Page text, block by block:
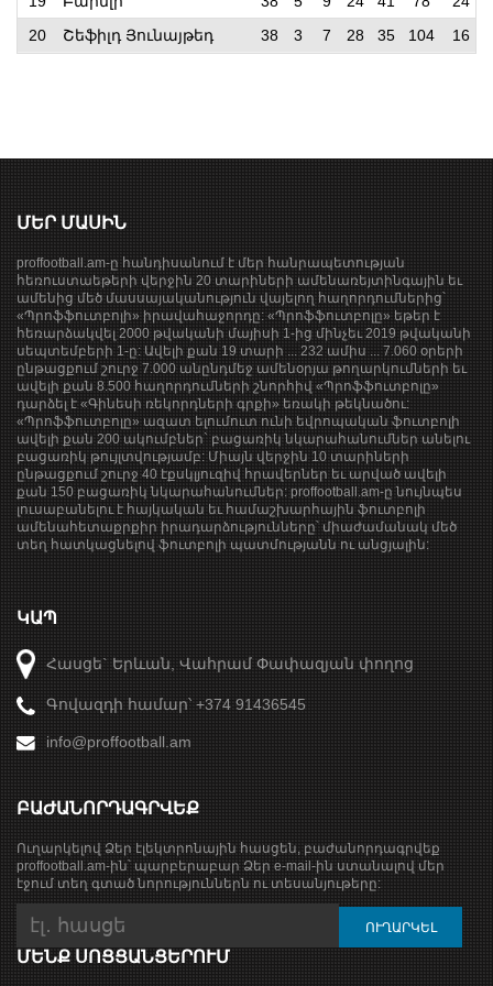
20
Շեֆիլդ Յունայթեդ 38 3 7 28 35 104 16
ՄԵՐ ՄԱՍԻՆ
proffootball.am-ը հանդիսանում է մեր հանրապետության
հեռուստաեթերի վերջին 20 տարիների ամենառեյտինգային եւ
ամենից մեծ մասսայականություն վայելող հաղորդումներից՝
«Պրոֆֆուտբոլի» իրավահաջորդը: «Պրոֆֆուտբոլը» եթեր է
հեռարձակվել 2000 թվականի մայիսի 1-ից մինչեւ 2019 թվականի
սեպտեմբերի 1-ը: Ավելի քան 19 տարի ... 232 ամիս ... 7.060 օրերի
ընթացքում շուրջ 7.000 անընդմեջ ամենօրյա թողարկումների եւ
ավելի քան 8.500 հաղորդումների շնորհիվ «Պրոֆֆուտբոլը»
դարձել է «Գինեսի ռեկորդների գրքի» եռակի թեկնածու:
«Պրոֆֆուտբոլը» ազատ ելումուտ ունի եվրոպական ֆուտբոլի
ավելի քան 200 ակումբներ` բացառիկ նկարահանումներ անելու
բացառիկ թույլտվությամբ: Միայն վերջին 10 տարիների
ընթացքում շուրջ 40 էքսկլյուզիվ հրավերներ եւ արված ավելի
քան 150 բացառիկ նկարահանումներ: proffootball.am-ը նույնպես
լուսաբանելու է հայկական եւ համաշխարհային ֆուտբոլի
ամենահետաքրքիր իրադարձությունները՝ միաժամանակ մեծ
տեղ հատկացնելով ֆուտբոլի պատմությանն ու անցյալին:
ԿԱՊ
Հասցե` Երևան, Վահրամ Փափազյան փողոց
Գովազդի համար՝ +374 91436545
info@proffootball.am
ԲԱԺԱՆՈՐԴԱԳՐՎԵՔ
Ուղարկելով Ձեր էլեկտրոնային հասցեն, բաժանորդագրվեք
proffootball.am-ին՝ պարբերաբար Ձեր e-mail-ին ստանալով մեր
էջում տեղ գտած նորություններն ու տեսանյութերը:
ՄԵՆՔ ՍՈՑՑԱՆՑԵՐՈՒՄ